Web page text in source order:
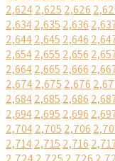
2,6242,625 2,626
2,6342,635 2,636
2,6442,645 2,646
2,6542,655 2,656
2,6642,665 2,666
2,6742,675 2,676
2,6842,685 2,686
2,6942,695 2,696
2,7042,705 2,706
2,7142,715 2,716